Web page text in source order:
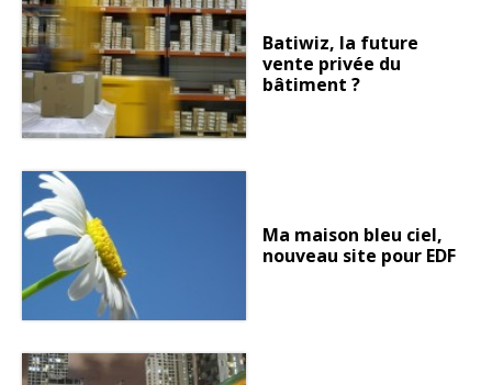
Batiwiz, la future
vente privée du
bâtiment ?
Ma maison bleu ciel,
nouveau site pour EDF